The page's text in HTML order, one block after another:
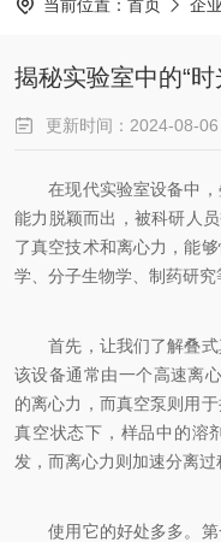
当前位置： 首页 企
揭秘实验室中的“
更新时间：2024-08-06
在现代实验室设备中，
能力脱颖而出，被科研人
了真空技术和离心力，能
学、分子生物学、制药研究
首先，让我们了解叠式
该设备通常由一个高速离
的离心力，而真空泵则用
真空状态下，样品中的溶
发，而离心力则加速分离过
使用它的好处多多。第